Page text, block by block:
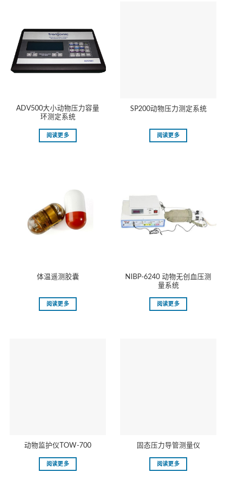
ADV500大小动物压力容量
环测定系统
阅读更多
SP200动物压力测定系统
阅读更多
体温遥测胶囊
阅读更多
NIBP-6240 动物无创血压测
量系统
阅读更多
动物监护仪TOW-700
阅读更多
固态压力导管测量仪
阅读更多